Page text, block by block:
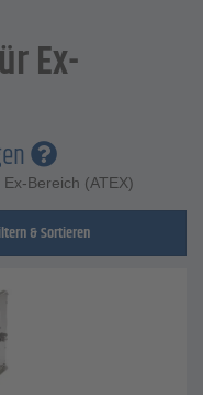
Ex-
Bereich (ATEX)
& Sortieren